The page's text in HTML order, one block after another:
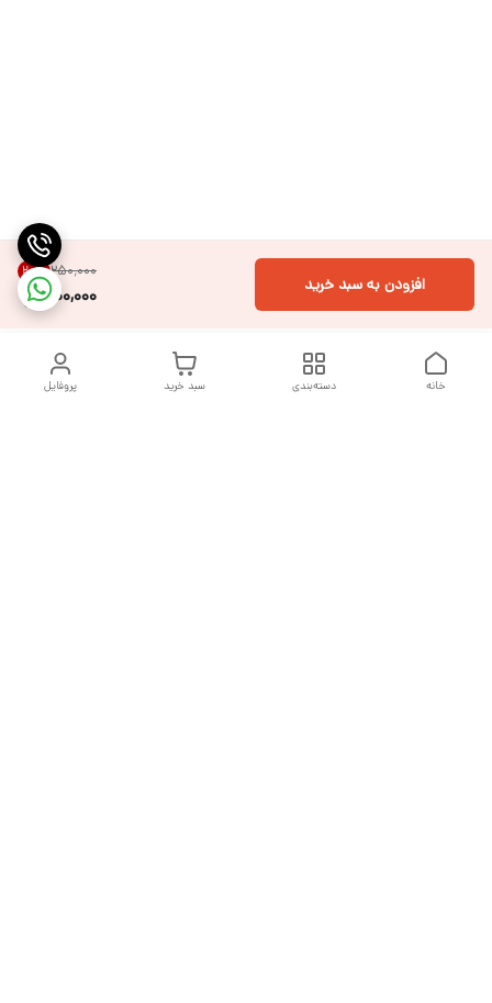
۲۵۰٬۰۰۰ 20%
200,000 افزودن به سبد خرید
پروفایل سبد خرید دسته‌بندی خانه